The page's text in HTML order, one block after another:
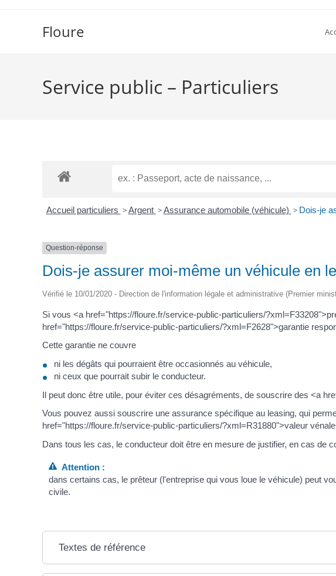
Floure
Service public – Particuliers
Accueil particuliers > Argent > Assurance automobile (véhicule) > Dois-je
Question-réponse
Dois-je assurer moi-même un véhicule en
Vérifié le 10/01/2020 - Direction de l'information légale et administrative (Premier
Si vous <a href="https://floure.fr/service-public-particuliers/
href="https://floure.fr/service-public-particuliers/?xml=F2628">garantie
Cette garantie ne couvre
ni les dégâts qui pourraient être occasionnés au véhicule,
ni ceux que pourrait subir le conducteur.
Il peut donc être utile, pour éviter ces désagréments, de souscrire des <a
Vous pouvez aussi souscrire une assurance spécifique au leasing, qui
href="https://floure.fr/service-public-particuliers/?xml=R31880">valeur
Dans tous les cas, le conducteur doit être en mesure de justifier, en cas de
Attention :
dans certains cas, le prêteur (l'entreprise qui vous loue le véhicule) peut
civile.
Textes de référence